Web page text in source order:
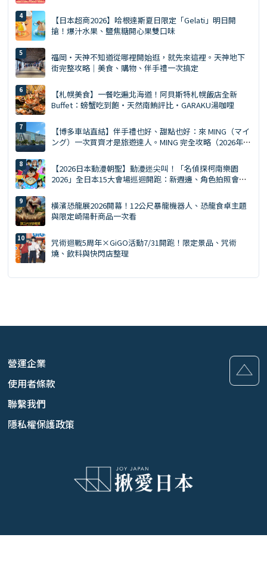
【日本超商2026】哈根達斯夏日限定「Gelati」明日開
搶！爆汁水果、鹽焦糖開心果雙口味
福岡・天神不知道從哪裡開始逛，就先來這裡。天神地下
街完整攻略｜美食、購物、伴手禮一次搞定
【札幌美食】一餐吃遍北海道！阿貝斯特札幌飯店全新
Buffet：螃蟹吃到飽・天然南鮪評比・GARAKU湯咖哩
【博多車站直結】伴手禮也好、甜點也好：來 MING（マイ
ング）一次買齊才是旅遊達人。MING 完全攻略（2026年
【2026日本動漫朝聖】動漫迷尖叫！「名偵探柯南樂園
2026」全日本15大會場巡迴開跑：新週邊、角色拍照會、
橫濱恐龍展2026開幕！12公尺暴龍機器人、恐龍食卓主題
與限定崎陽軒商品一次看
咒術迴戰5周年×GiGO活動7/31開跑！限定景品、咒術
燒、飲料與快閃店整理
營運企業
使用者條款
聯繫我們
隱私權保護政策